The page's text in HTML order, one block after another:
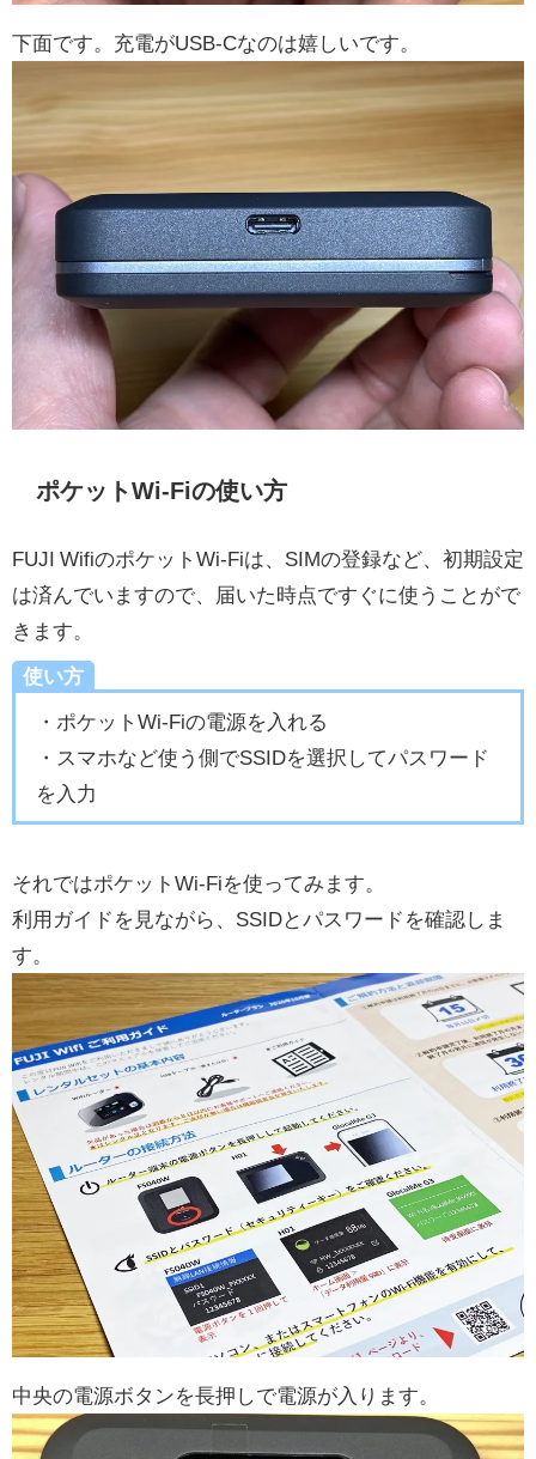
下面です。充電がUSB-Cなのは嬉しいです。
ポケットWi-Fiの使い方
FUJI WifiのポケットWi-Fiは、SIMの登録など、初期設定
は済んでいますので、届いた時点ですぐに使うことがで
きます。
使い方
・ポケットWi-Fiの電源を入れる
・スマホなど使う側でSSIDを選択してパスワード
を入力
それではポケットWi-Fiを使ってみます。
利用ガイドを見ながら、SSIDとパスワードを確認しま
す。
中央の電源ボタンを長押しで電源が入ります。